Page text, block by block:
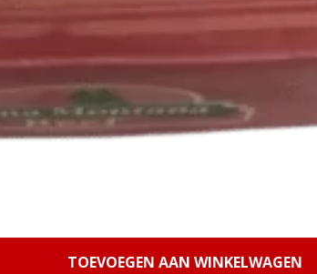
TOEVOEGEN AAN WINKELWAGEN